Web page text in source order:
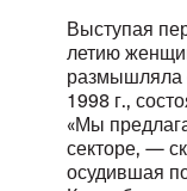
Выступая
летию
размышляла
1998 г.,
«Мы
секторе, —
осудившая